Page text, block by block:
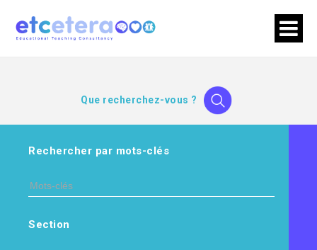
Que recherchez-vous ?
Rechercher par mots-clés
Section